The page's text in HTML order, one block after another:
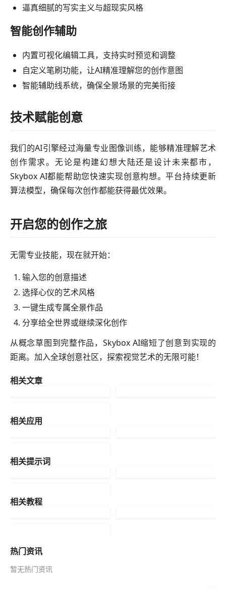
逼真细腻的写实主义与超现实风格
智能创作辅助
内置可视化编辑工具，支持实时预览和调整
自定义笔刷功能，让AI精准理解您的创作意图
智能辅助线系统，确保全景场景的完美衔接
技术赋能创意
我们的AI引擎经过海量专业图像训练，能够精准理解艺术
创作需求。无论是构建幻想大陆还是设计未来都市，
Skybox AI都能帮助您快速实现创意构想。平台持续更新
算法模型，确保每次创作都能获得最优效果。
开启您的创作之旅
无需专业技能，现在就开始：
输入您的创意描述
选择心仪的艺术风格
一键生成专属全景作品
分享给全世界或继续深化创作
从概念草图到完整作品，Skybox AI缩短了创意到实现的
距离。加入全球创意社区，探索视觉艺术的无限可能！
相关文章
相关应用
相关提示词
相关教程
热门资讯
暂无热门资讯